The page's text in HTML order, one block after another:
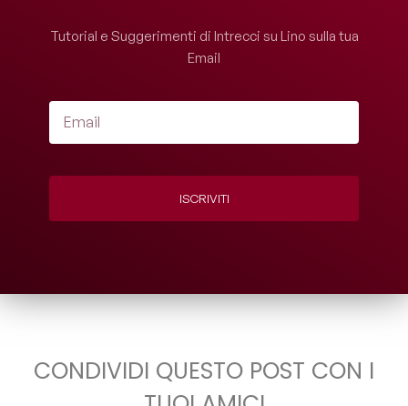
Tutorial e Suggerimenti di Intrecci su Lino sulla tua
Email
ISCRIVITI
CONDIVIDI QUESTO POST CON I